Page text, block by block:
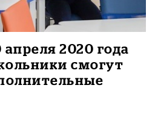
2020 года
смогут